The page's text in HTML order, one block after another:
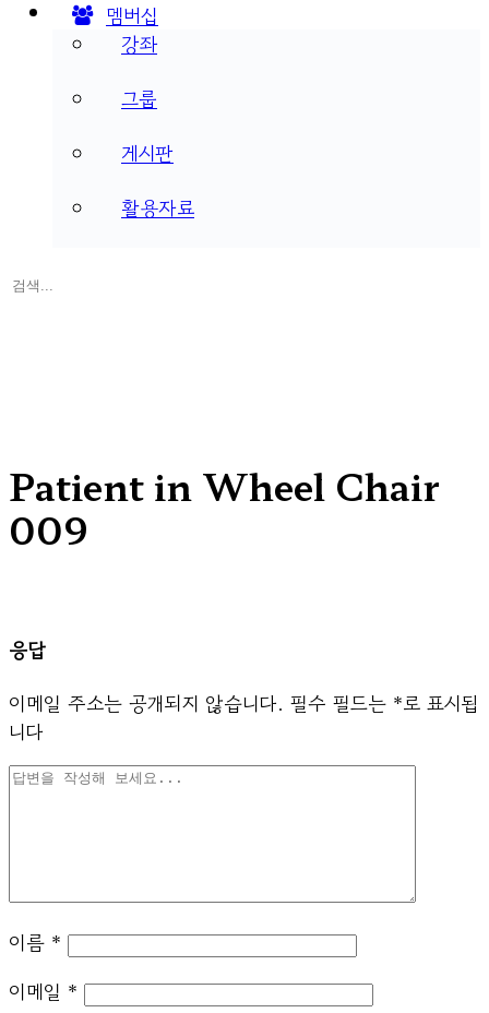
멤버십
강좌
그룹
게시판
활용자료
검
Patient in Wheel Chair
009
응답
이메일 주소는 공개되지 않습니다. 필수 필드는 *로 표시됩
니다
이름 *
이메일 *